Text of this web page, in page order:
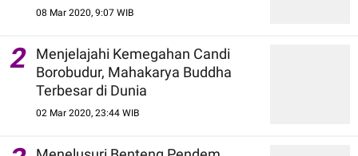
08 Mar 2020, 9:07 WIB
2
Menjelajahi Kemegahan Candi
Borobudur, Mahakarya Buddha
Terbesar di Dunia
02 Mar 2020, 23:44 WIB